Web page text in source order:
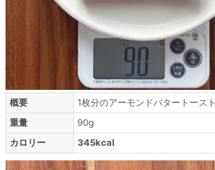
概要
1枚分のアーモンドバタートースト
重量
90g
カロリー
345kcal